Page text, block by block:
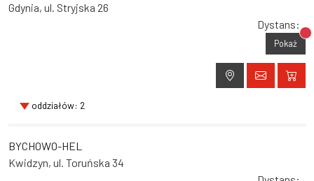
Gdynia, ul. Stryjska 26
Dystans:
Pokaż
oddziałów: 2
BYCHOWO-HEL
Kwidzyn, ul. Toruńska 34